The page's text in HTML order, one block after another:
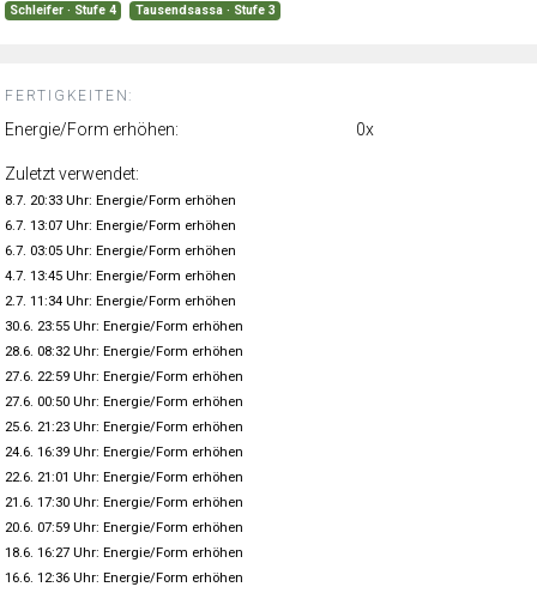
Schleifer · Stufe 4 Tausendsassa · Stufe 3
FERTIGKEITEN:
Energie/Form erhöhen: 0x
Zuletzt verwendet:
8.7. 20:33 Uhr: Energie/Form erhöhen
6.7. 13:07 Uhr: Energie/Form erhöhen
6.7. 03:05 Uhr: Energie/Form erhöhen
4.7. 13:45 Uhr: Energie/Form erhöhen
2.7. 11:34 Uhr: Energie/Form erhöhen
30.6. 23:55 Uhr: Energie/Form erhöhen
28.6. 08:32 Uhr: Energie/Form erhöhen
27.6. 22:59 Uhr: Energie/Form erhöhen
27.6. 00:50 Uhr: Energie/Form erhöhen
25.6. 21:23 Uhr: Energie/Form erhöhen
24.6. 16:39 Uhr: Energie/Form erhöhen
22.6. 21:01 Uhr: Energie/Form erhöhen
21.6. 17:30 Uhr: Energie/Form erhöhen
20.6. 07:59 Uhr: Energie/Form erhöhen
18.6. 16:27 Uhr: Energie/Form erhöhen
16.6. 12:36 Uhr: Energie/Form erhöhen